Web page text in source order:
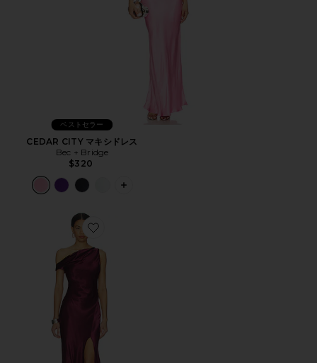
ベストセラー
CEDAR CITY マキシドレス
Bec + Bridge
$320
PLUS ICON TO SEE MORE OPTIONS
Favorite SOL アシンメトリードレス